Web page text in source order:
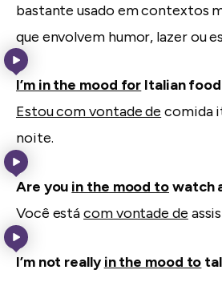
bastante usado em contextos
que envolvem humor, lazer ou
I’m in the mood for Italian
Estou com vontade de comida
noite.
Are you in the mood towatch
Você estácom vontade de
I’m not reallyin the mood to